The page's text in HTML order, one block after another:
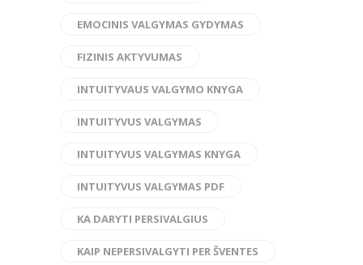
EMOCINIS VALGYMAS GYDYMAS
FIZINIS AKTYVUMAS
INTUITYVAUS VALGYMO KNYGA
INTUITYVUS VALGYMAS
INTUITYVUS VALGYMAS KNYGA
INTUITYVUS VALGYMAS PDF
KA DARYTI PERSIVALGIUS
KAIP NEPERSIVALGYTI PER ŠVENTES